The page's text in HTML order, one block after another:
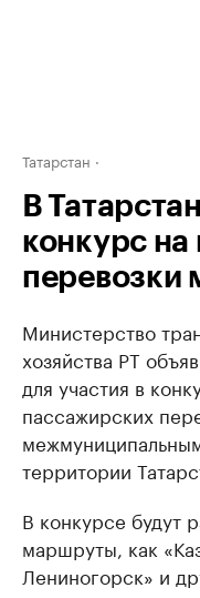
Татарстан
В
конкурс
перевозки
Министерство
хозяйства РТ
для участия в
пассажирских
территории
В конкурсе будут
маршруты, как
Лениногорск» и